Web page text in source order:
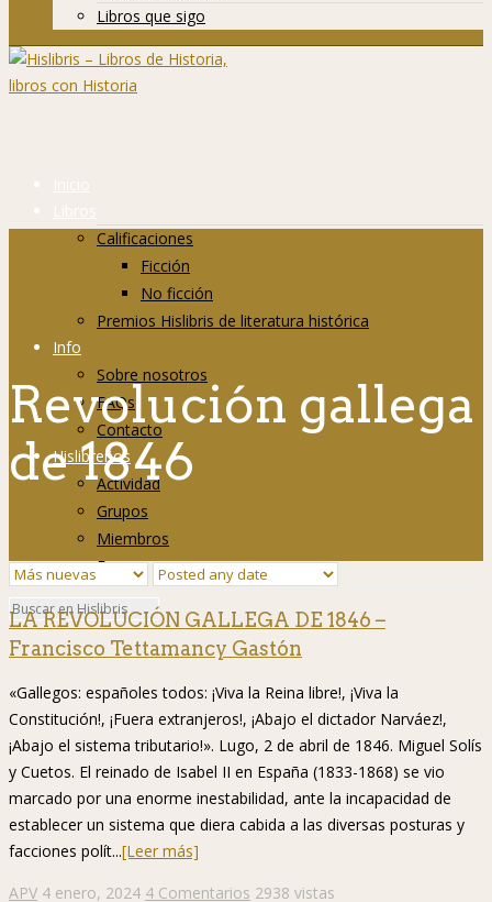
Libros que sigo
Inicio
Libros
Calificaciones
Ficción
No ficción
Premios Hislibris de literatura histórica
Info
Sobre nosotros
FAQs
Contacto
Hislibreños
Actividad
Grupos
Miembros
Foro
Revolución gallega
de 1846
LA REVOLUCIÓN GALLEGA DE 1846 –
Francisco Tettamancy Gastón
«Gallegos: españoles todos: ¡Viva la Reina libre!, ¡Viva la
Constitución!, ¡Fuera extranjeros!, ¡Abajo el dictador Narváez!,
¡Abajo el sistema tributario!». Lugo, 2 de abril de 1846. Miguel Solís
y Cuetos. El reinado de Isabel II en España (1833-1868) se vio
marcado por una enorme inestabilidad, ante la incapacidad de
establecer un sistema que diera cabida a las diversas posturas y
facciones polít...[Leer más]
APV 4 enero, 2024 4 Comentarios 2938 vistas